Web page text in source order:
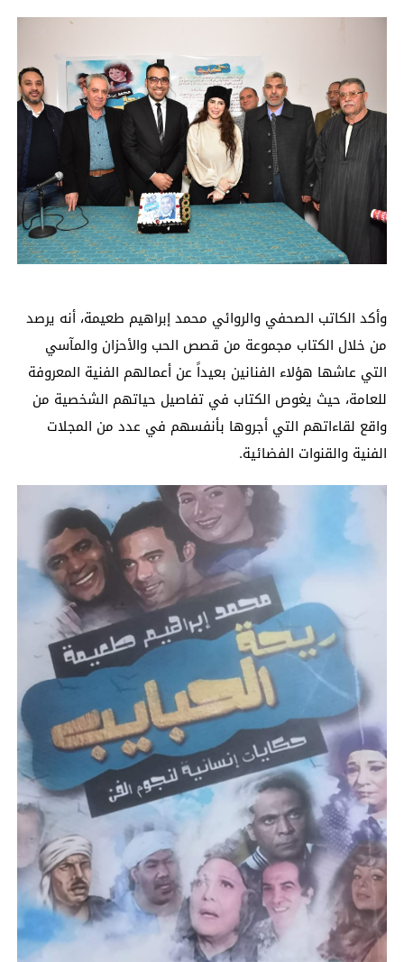
وأكد الكاتب الصحفي والروائي محمد إبراهيم طعيمة، أنه يرصد
من خلال الكتاب مجموعة من قصص الحب والأحزان والمآسي
التي عاشها هؤلاء الفنانين بعيداً عن أعمالهم الفنية المعروفة
للعامة، حيث يغوص الكتاب في تفاصيل حياتهم الشخصية من
واقع لقاءاتهم التي أجروها بأنفسهم في عدد من المجلات
الفنية والقنوات الفضائية.